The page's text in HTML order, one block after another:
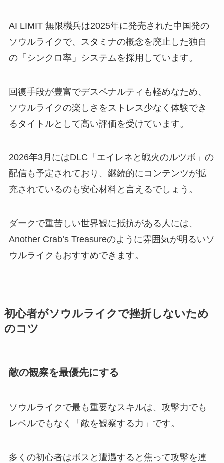
AI LIMIT 無限機兵は2025年に発売された中国発の
ソウルライクで、スタミナの概念を廃止した独自
の「シンクロ率」システムを採用しています。
回復手段が豊富でデスペナルティも軽めなため、
ソウルライクの楽しさをストレス少なく体験でき
るタイトルとして高い評価を受けています。
2026年3月にはDLC「エイレネと戦火のルツボ」の
配信も予定されており、継続的にコンテンツが拡
充されているのも安心材料と言えるでしょう。
ダークで重苦しい世界観に抵抗がある人には、
Another Crab’s Treasureのように雰囲気が明るいソ
ウルライクもおすすめできます。
初心者がソウルライクで挫折しないため
のコツ
敵の観察を最優先にする
ソウルライクで最も重要なスキルは、攻撃力でも
レベルでもなく「敵を観察する力」です。
多くの初心者はボスと遭遇すると焦って攻撃を連